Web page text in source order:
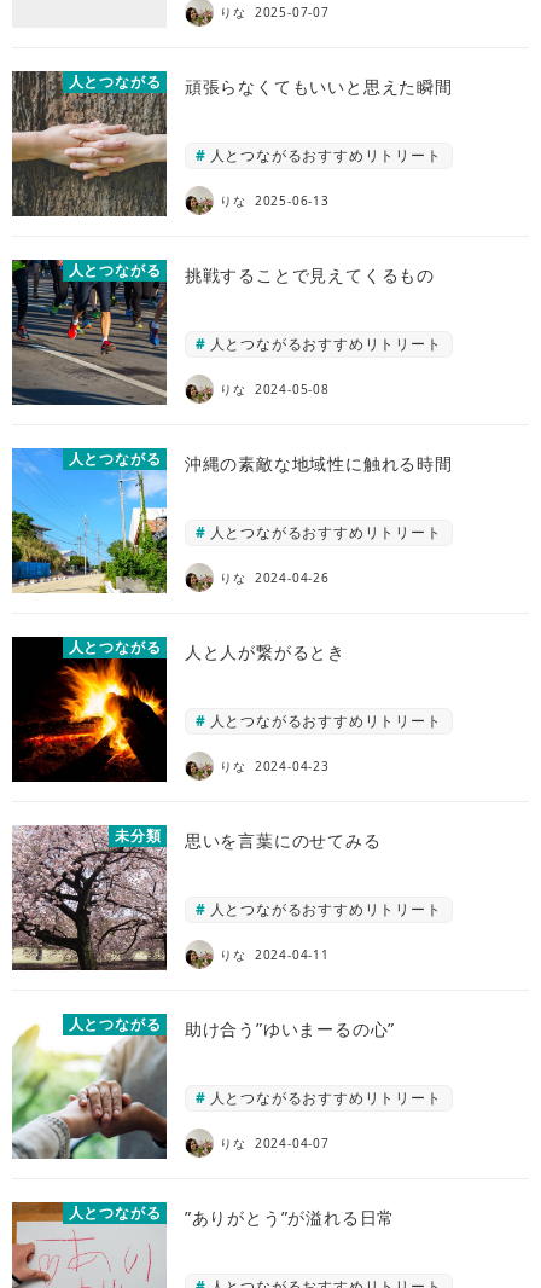
りな 2025-07-07
人とつながる 頑張らなくてもいいと思えた瞬間
人とつながるおすすめリトリート
りな 2025-06-13
人とつながる 挑戦することで見えてくるもの
人とつながるおすすめリトリート
りな 2024-05-08
人とつながる 沖縄の素敵な地域性に触れる時間
人とつながるおすすめリトリート
りな 2024-04-26
人とつながる 人と人が繋がるとき
人とつながるおすすめリトリート
りな 2024-04-23
未分類 思いを言葉にのせてみる
人とつながるおすすめリトリート
りな 2024-04-11
人とつながる 助け合う”ゆいまーるの心”
人とつながるおすすめリトリート
りな 2024-04-07
人とつながる ”ありがとう”が溢れる日常